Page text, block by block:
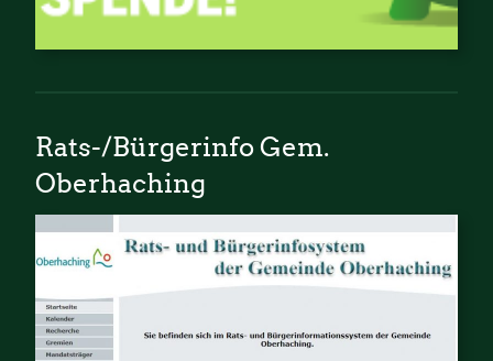
Rats-/Bürgerinfo Gem.
Oberhaching